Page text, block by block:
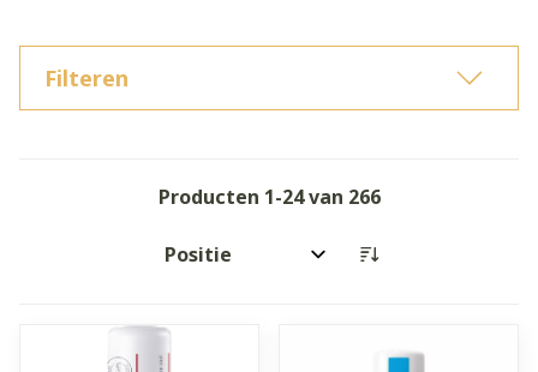
Filteren
Producten 1-24van 266
Sorteer op: